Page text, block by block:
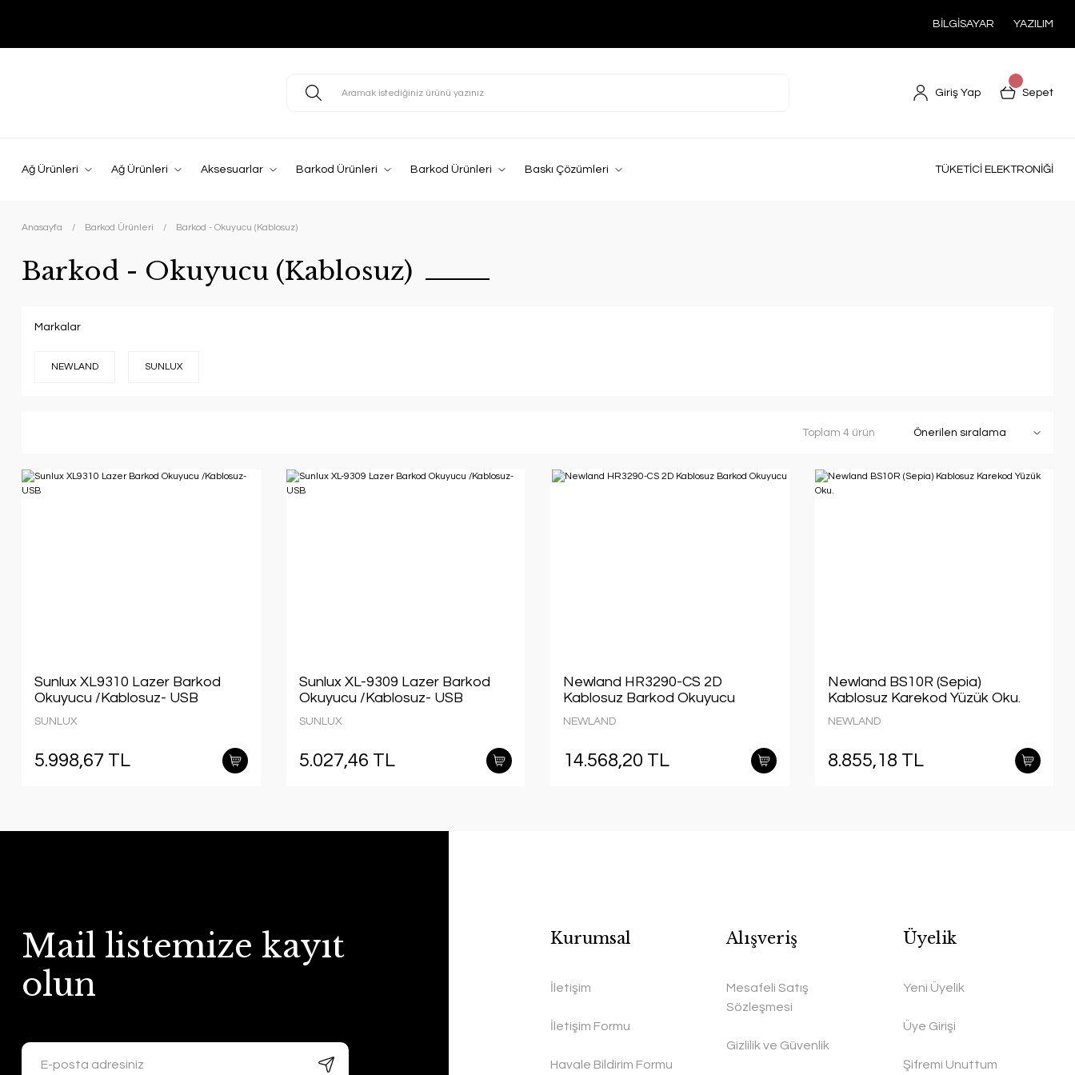
BİLGİSAYAR YAZILIM
Giriş Yap Sepet
Ağ Ürünleri Ağ Ürünleri Aksesuarlar Barkod Ürünleri Barkod Ürünleri Baskı Çözümleri TÜKETİCİ ELEKTRONİĞİ
Anasayfa Barkod Ürünleri Barkod - Okuyucu (Kablosuz)
Barkod - Okuyucu (Kablosuz)
Markalar
NEWLAND SUNLUX
Toplam 4 ürün
Sunlux XL9310 Lazer Barkod
Okuyucu /Kablosuz- USB
SUNLUX
5.998,67 TL
Sunlux XL-9309 Lazer Barkod
Okuyucu /Kablosuz- USB
SUNLUX
5.027,46 TL
Newland HR3290-CS 2D
Kablosuz Barkod Okuyucu
NEWLAND
14.568,20 TL
Newland BS10R (Sepia)
Kablosuz Karekod Yüzük Oku.
NEWLAND
8.855,18 TL
Mail listemize kayıt
olun
Kurumsal
İletişim
İletişim Formu
Havale Bildirim Formu
Alışveriş
Mesafeli Satış
Sözleşmesi
Gizlilik ve Güvenlik
Üyelik
Yeni Üyelik
Üye Girişi
Şifremi Unuttum